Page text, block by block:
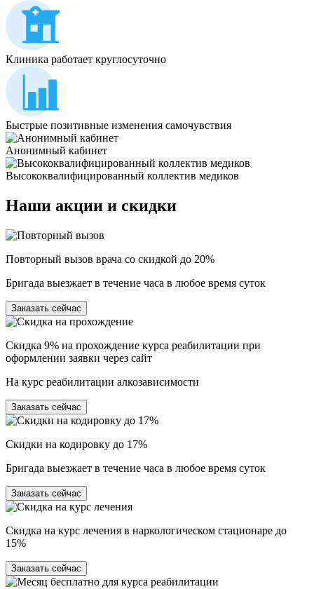
Клиника работает круглосуточно
Быстрые позитивные изменения самочувствия
Анонимный кабинет
Высококвалифицированный коллектив медиков
Наши акции и скидки
Повторный вызов врача со скидкой до 20%
Бригада выезжает в течение часа в любое время суток
Заказать сейчас
Скидка 9% на прохождение курса реабилитации при
оформлении заявки через сайт
На курс реабилитации алкозависимости
Заказать сейчас
Скидки на кодировку до 17%
Бригада выезжает в течение часа в любое время суток
Заказать сейчас
Скидка на курс лечения в наркологическом стационаре до
15%
Заказать сейчас